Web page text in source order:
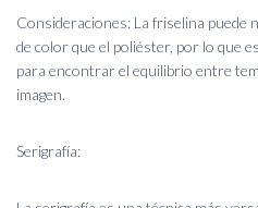
Consideraciones: La friselina puede
de color que el poliéster, por lo que
para encontrar el equilibrio entre
imagen.
Serigrafía: